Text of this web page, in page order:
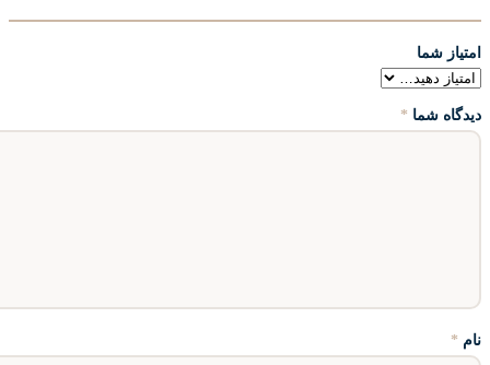
امتیاز شما
دیدگاه شما *
نام *